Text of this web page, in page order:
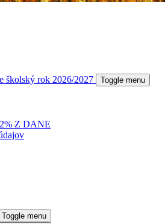
školský rok 2026/2027 Toggle menu
Z DANE
Toggle menu